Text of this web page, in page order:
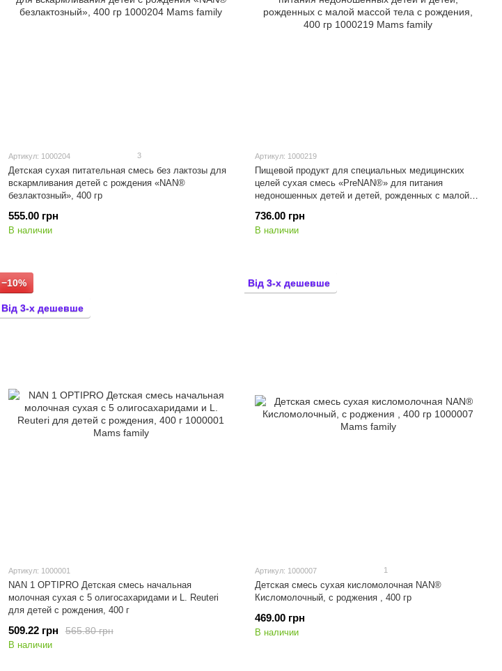
Артикул: 1000204 3
Детская сухая питательная смесь без лактозы для
вскармливания детей с рождения «NAN®
безлактозный», 400 гр
555.00 грн
В наличии
Артикул: 1000219
Пищевой продукт для специальных медицинских
целей сухая смесь «PreNAN®» для питания
недоношенных детей и детей, рожденных с малой
736.00 грн
В наличии
−10%
Від 3-х дешевше
Артикул: 1000001
NAN 1 OPTIPRO Детская смесь начальная
молочная сухая с 5 олигосахаридами и L. Reuteri
для детей с рождения, 400 г
565.80 грн
509.22 грн
В наличии
Від 3-х дешевше
Артикул: 1000007 1
Детская смесь сухая кисломолочная NAN®
Кисломолочный, с роджения , 400 гр
469.00 грн
В наличии